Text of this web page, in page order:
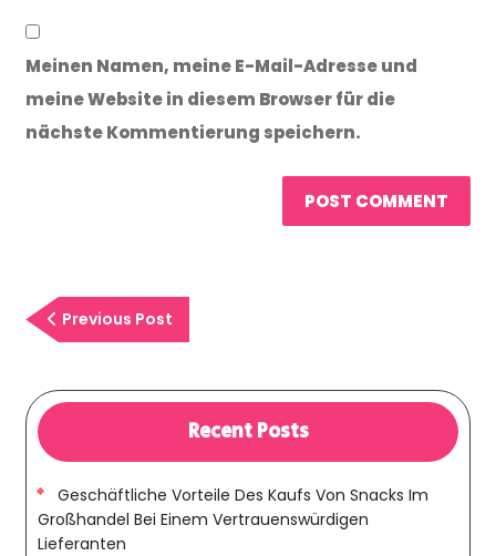
Meinen Namen, meine E-Mail-Adresse und
meine Website in diesem Browser für die
nächste Kommentierung speichern.
Previous Post
Post
Recent Posts
Geschäftliche Vorteile Des Kaufs Von Snacks Im
Großhandel Bei Einem Vertrauenswürdigen
Lieferanten